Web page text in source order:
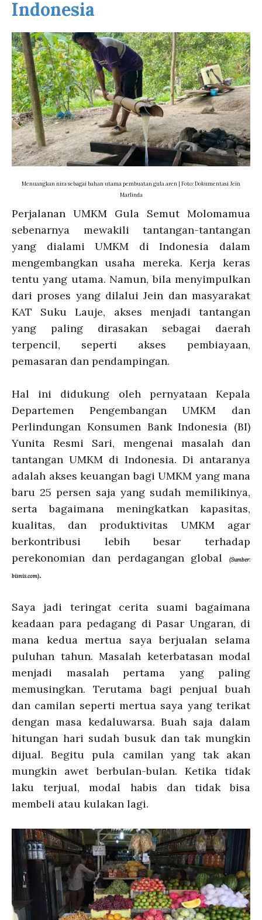
Indonesia
Menuangkan nira sebagai bahan utama pembuatan gula aren | Foto: Dokumentasi Jein
Marlinda
Perjalanan UMKM Gula Semut Molomamua
sebenarnya mewakili tantangan-tantangan
yang dialami UMKM di Indonesia dalam
mengembangkan usaha mereka. Kerja keras
tentu yang utama. Namun, bila menyimpulkan
dari proses yang dilalui Jein dan masyarakat
KAT Suku Lauje, akses menjadi tantangan
yang paling dirasakan sebagai daerah
terpencil, seperti akses pembiayaan,
pemasaran dan pendampingan.
Hal ini didukung oleh pernyataan Kepala
Departemen Pengembangan UMKM dan
Perlindungan Konsumen Bank Indonesia (BI)
Yunita Resmi Sari, mengenai masalah dan
tantangan UMKM di Indonesia. Di antaranya
adalah akses keuangan bagi UMKM yang mana
baru 25 persen saja yang sudah memilikinya,
serta bagaimana meningkatkan kapasitas,
kualitas, dan produktivitas UMKM agar
berkontribusi lebih besar terhadap
perekonomian dan perdagangan global
(Sumber:
bisnis.com).
Saya jadi teringat cerita suami bagaimana
keadaan para pedagang di Pasar Ungaran, di
mana kedua mertua saya berjualan selama
puluhan tahun. Masalah keterbatasan modal
menjadi masalah pertama yang paling
memusingkan. Terutama bagi penjual buah
dan camilan seperti mertua saya yang terikat
dengan masa kedaluwarsa. Buah saja dalam
hitungan hari sudah busuk dan tak mungkin
dijual. Begitu pula camilan yang tak akan
mungkin awet berbulan-bulan. Ketika tidak
laku terjual, modal habis dan tidak bisa
membeli atau kulakan lagi.